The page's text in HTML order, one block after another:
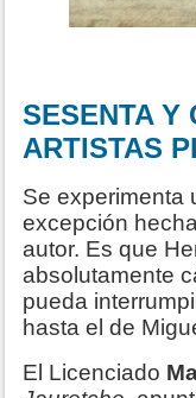
SESENTA Y
ARTISTAS
Se experimenta
excepción
autor. Es que
absolutamente
pueda
hasta el de
El Licenciado